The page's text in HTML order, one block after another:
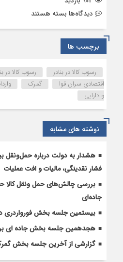
دیدگاه‌ها برای
می‌شوند
و
مصوباتی
که
نیستند
بسته هستند
برچسب ها
رسوب کالا در بنادر رسوب کالا در
اقتصادی سران قوا
گمرک
و دارایی
نوشته های مشابه
هشدار به دولت درباره حمل‌ونقل
فشار نقدینگی، مالیات و افت عملیات
بررسی چالش‌های حمل ونقل کالا
جاده‌ای
بیستمین جلسه بخش فورواردری
هجدهمین جلسه بخش جاده ای
گزارشی از آخرین جلسه بخش